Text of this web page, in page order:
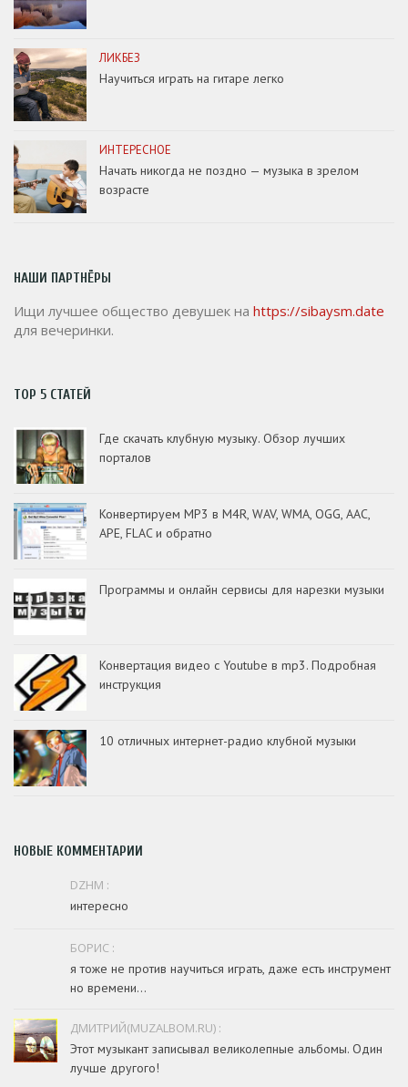
ЛИКБЕЗ
Научиться играть на гитаре легко
ИНТЕРЕСНОЕ
Начать никогда не поздно — музыка в зрелом
возрасте
НАШИ ПАРТНЁРЫ
Ищи лучшее общество девушек на https://sibaysm.date
для вечеринки.
TOP 5 СТАТЕЙ
Где скачать клубную музыку. Обзор лучших
порталов
Конвертируем MP3 в M4R, WAV, WMA, OGG, AAC,
APE, FLAC и обратно
Программы и онлайн сервисы для нарезки музыки
Конвертация видео с Youtube в mp3. Подробная
инструкция
10 отличных интернет-радио клубной музыки
НОВЫЕ КОММЕНТАРИИ
DZHM :
интересно
БОРИС :
я тоже не против научиться играть, даже есть инструмент
но времени...
ДМИТРИЙ(MUZALBOM.RU) :
Этот музыкант записывал великолепные альбомы. Один
лучше другого!